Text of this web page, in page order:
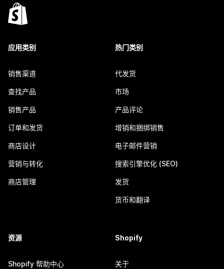
应用类别
销售渠道
查找产品
销售产品
订单和发货
商店设计
营销与转化
商店管理
热门类别
代发货
市场
产品评论
增销和捆绑销售
电子邮件营销
搜索引擎优化 (SEO)
发货
货币和翻译
资源
Shopify 帮助中心
Shopify
关于